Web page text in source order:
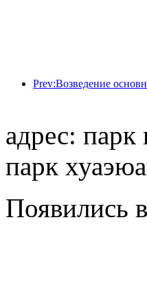
адрес:
парк
Появились